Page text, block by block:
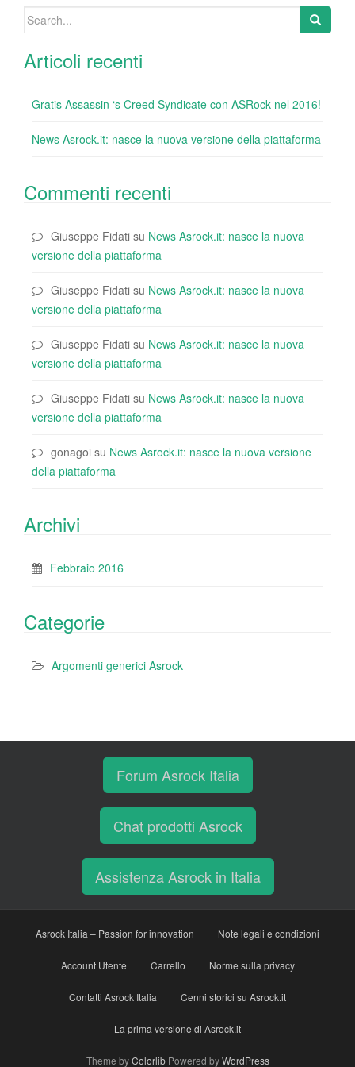
k
Search
Articoli recenti
Gratis Assassin ‘s Creed Syndicate con ASRock nel 2016!
News Asrock.it: nasce la nuova versione della piattaforma
Commenti recenti
Giuseppe Fidati su News Asrock.it: nasce la nuova
versione della piattaforma
Giuseppe Fidati su News Asrock.it: nasce la nuova
versione della piattaforma
Giuseppe Fidati su News Asrock.it: nasce la nuova
versione della piattaforma
Giuseppe Fidati su News Asrock.it: nasce la nuova
versione della piattaforma
gonagoi su News Asrock.it: nasce la nuova versione
della piattaforma
Archivi
Febbraio 2016
Categorie
Argomenti generici Asrock
Forum Asrock Italia
Chat prodotti Asrock
Assistenza Asrock in Italia
Asrock Italia – Passion for innovation Note legali e condizioni
Account Utente Carrello Norme sulla privacy
Contatti Asrock Italia Cenni storici su Asrock.it
La prima versione di Asrock.it
Theme byColorlibPowered byWordPress